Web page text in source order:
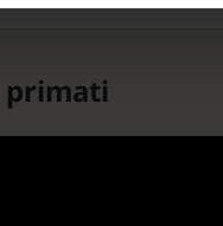
primati